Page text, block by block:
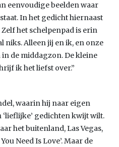
eenvoudige beelden waar
In het gedicht hiernaast
het schelpenpad is erin
niks. Alleen jij en ik, en onze
de middagzon. De kleine
ik het liefst over.”
waarin hij naar eigen
gedichten kwijt wilt.
het buitenland, Las Vegas,
Need Is Love’. Maar de